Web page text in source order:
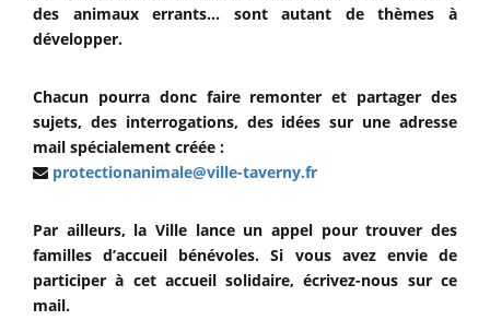
des animaux errants... sont autant de thèmes à
développer.
Chacun pourra donc faire remonter et partager des
sujets, des interrogations, des idées sur une adresse
mail spécialement créée :
protectionanimale@ville-taverny.fr
Par ailleurs, la Ville lance un appel pour trouver des
familles d’accueil bénévoles. Si vous avez envie de
participer à cet accueil solidaire, écrivez-nous sur ce
mail.